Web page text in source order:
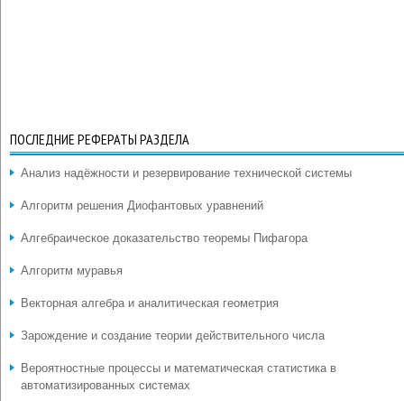
ПОСЛЕДНИЕ РЕФЕРАТЫ РАЗДЕЛА
Анализ надёжности и резервирование технической системы
Алгоритм решения Диофантовых уравнений
Алгебраическое доказательство теоремы Пифагора
Алгоритм муравья
Векторная алгебра и аналитическая геометрия
Зарождение и создание теории действительного числа
Вероятностные процессы и математическая статистика в
автоматизированных системах